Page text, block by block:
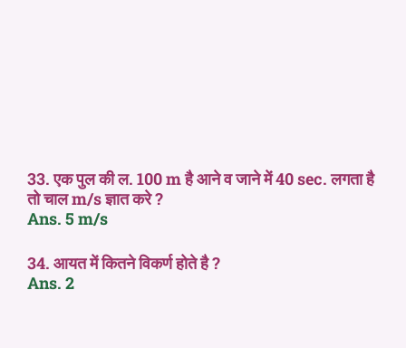
33. एक पुल की ल. 100 m है आने व जाने में 40 sec. लगता है
तो चाल m/s ज्ञात करे ?
Ans. 5 m/s
34. आयत में कितने विकर्ण होते है ?
Ans. 2